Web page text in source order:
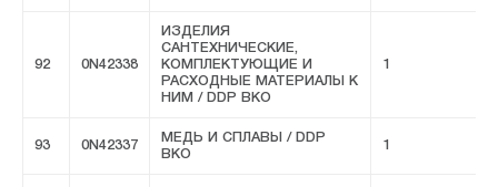
92 0N42338
ИЗДЕЛИЯ
САНТЕХНИЧЕСКИЕ,
КОМПЛЕКТУЮЩИЕ И
РАСХОДНЫЕ МАТЕРИАЛЫ К
НИМ / DDP ВКО
1
93 0N42337
МЕДЬ И СПЛАВЫ / DDP
ВКО
1